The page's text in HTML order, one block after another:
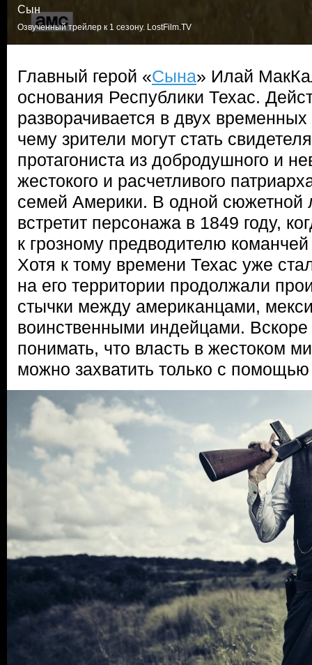
Сын
Озвученный трейлер к 1 сезону. LostFilm.TV
Главный герой «Сына» Илай
основания Республики Техас.
разворачивается в двух
чему зрители могут стать
протагониста из добродушного и
жестокого и расчетливого
семей Америки. В одной сюжетной
встретит персонажа в 1849 году,
к грозному предводителю
Хотя к тому времени Техас уже
на его территории продолжали
стычки между американцами,
воинственными индейцами.
понимать, что власть в жестоком
можно захватить только с